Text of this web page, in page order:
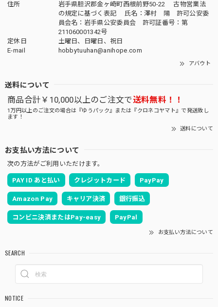
住所
岩手県胆沢郡金ヶ崎町西根前野50-22 古物営業法
の規定に基づく表記 氏名：澤村 陽 許可公安委
員会名：岩手県公安委員会 許可証番号：第
211060001342号
定休日
土曜日、日曜日、祝日
E-mail
hobbytuuhan@anihope.com
アバウト
送料について
商品合計￥10,000以上のご注文で送料無料！！
1万円以上のご注文の場合は『ゆうパック』または『クロネコヤマト』で発送致し
ます！
送料について
お支払い方法について
次の方法がご利用いただけます。
PAY ID あと払い クレジットカード PayPay
Amazon Pay キャリア決済 銀行振込
コンビニ決済またはPay-easy PayPal
お支払い方法について
SEARCH
NOTICE